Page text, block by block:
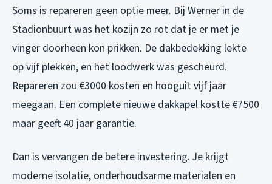
Soms is repareren geen optie meer. Bij Werner in de
Stadionbuurt was het kozijn zo rot dat je er met je
vinger doorheen kon prikken. De dakbedekking lekte
op vijf plekken, en het loodwerk was gescheurd.
Repareren zou €3000 kosten en hooguit vijf jaar
meegaan. Een complete nieuwe dakkapel kostte €7500
maar geeft 40 jaar garantie.
Dan is vervangen de betere investering. Je krijgt
moderne isolatie, onderhoudsarme materialen en